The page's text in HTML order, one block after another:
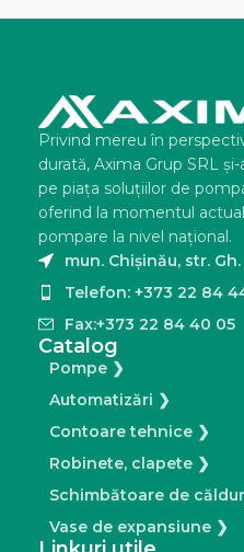
Privind mereu în
durată, Axima Grup SRL
pe piaţa soluţiilor de
oferind la momentul
pompare la nivel naţional.
mun. Chișinău, str.
Telefon: +373 22 84
Fax:+373 22 84 40 05
Catalog
Pompe ❯
Automatizări ❯
Contoare tehnice ❯
Robinete, clapete ❯
Schimbătoare de
Vase de expansiune ❯